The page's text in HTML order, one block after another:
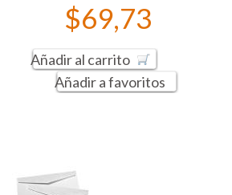
$69,73
Añadir al carrito
Añadir a favoritos